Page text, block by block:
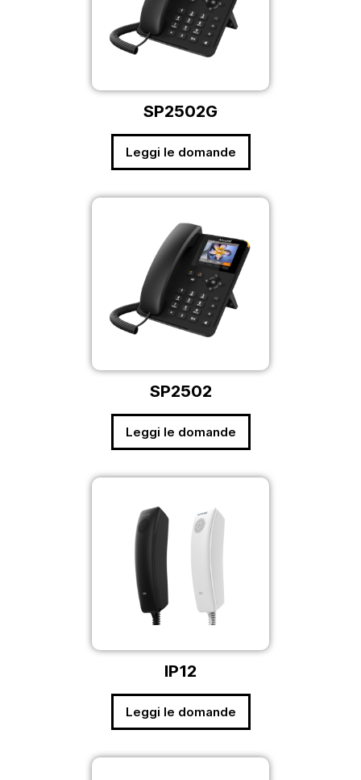
SP2502G
Leggi le domande
SP2502
Leggi le domande
IP12
Leggi le domande